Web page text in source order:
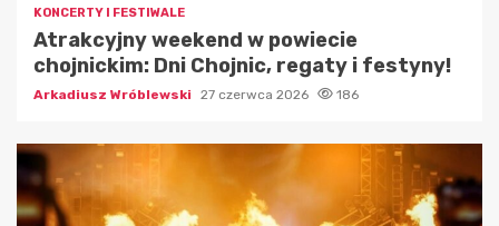
KONCERTY I FESTIWALE
Atrakcyjny weekend w powiecie
chojnickim: Dni Chojnic, regaty i festyny!
Arkadiusz Wróblewski 27 czerwca 2026 186